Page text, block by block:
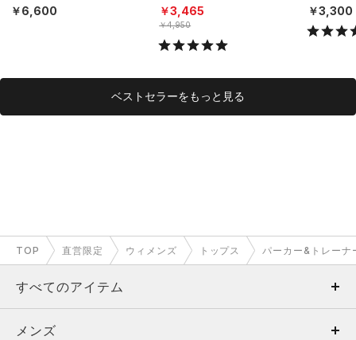
ニング/WOMEN）
￥6,600
N）
￥3,465
￥4,950
NISEX）
￥3,300
ベストセラーをもっと見る
TOP 直営限定 ウィメンズ トップス パーカー&トレーナ
すべてのアイテム
メンズ
メンズ